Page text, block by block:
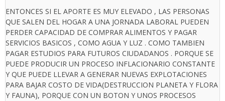
ENTONCES SI EL APORTE ES MUY ELEVADO , LAS PERSONAS
QUE SALEN DEL HOGAR A UNA JORNADA LABORAL PUEDEN
PERDER CAPACIDAD DE COMPRAR ALIMENTOS Y PAGAR
SERVICIOS BASICOS , COMO AGUA Y LUZ . COMO TAMBIEN
PAGAR ESTUDIOS PARA FUTUROS CIUDADANOS . PORQUE SE
PUEDE PRODUCIR UN PROCESO INFLACIONARIO CONSTANTE
Y QUE PUEDE LLEVAR A GENERAR NUEVAS EXPLOTACIONES
PARA BAJAR COSTO DE VIDA(DESTRUCCION PLANETA Y FLORA
Y FAUNA), PORQUE CON UN BOTON Y UNOS PROCESOS